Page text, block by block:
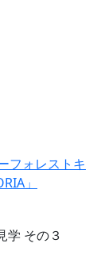
フォレストキ
」
学 その３